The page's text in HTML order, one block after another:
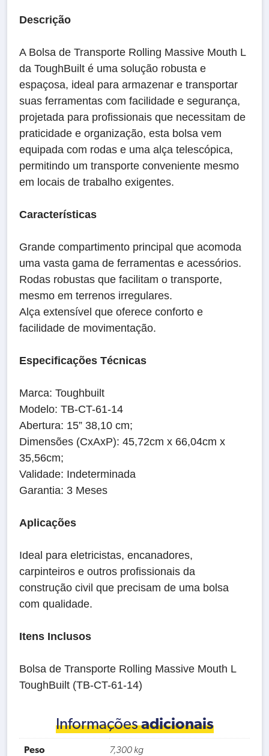
Descrição
A Bolsa de Transporte Rolling Massive Mouth L
da ToughBuilt é uma solução robusta e
espaçosa, ideal para armazenar e transportar
suas ferramentas com facilidade e segurança,
projetada para profissionais que necessitam de
praticidade e organização, esta bolsa vem
equipada com rodas e uma alça telescópica,
permitindo um transporte conveniente mesmo
em locais de trabalho exigentes.
Características
Grande compartimento principal que acomoda
uma vasta gama de ferramentas e acessórios.
Rodas robustas que facilitam o transporte,
mesmo em terrenos irregulares.
Alça extensível que oferece conforto e
facilidade de movimentação.
Especificações Técnicas
Marca: Toughbuilt
Modelo: TB-CT-61-14
Abertura: 15” 38,10 cm;
Dimensões (CxAxP): 45,72cm x 66,04cm x
35,56cm;
Validade: Indeterminada
Garantia: 3 Meses
Aplicações
Ideal para eletricistas, encanadores,
carpinteiros e outros profissionais da
construção civil que precisam de uma bolsa
com qualidade.
Itens Inclusos
Bolsa de Transporte Rolling Massive Mouth L
ToughBuilt (TB-CT-61-14)
Informaçõesadicionais
Peso 7,300 kg